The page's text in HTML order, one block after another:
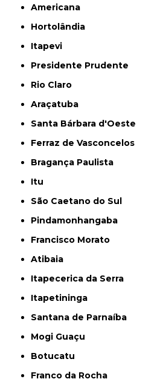
Americana
Hortolândia
Itapevi
Presidente Prudente
Rio Claro
Araçatuba
Santa Bárbara d'Oeste
Ferraz de Vasconcelos
Bragança Paulista
Itu
São Caetano do Sul
Pindamonhangaba
Francisco Morato
Atibaia
Itapecerica da Serra
Itapetininga
Santana de Parnaíba
Mogi Guaçu
Botucatu
Franco da Rocha